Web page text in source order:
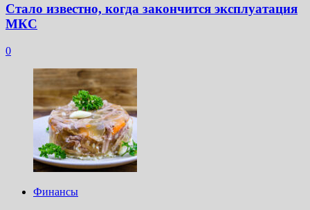
Стало известно, когда закончится эксплуатация
МКС
0
Финансы